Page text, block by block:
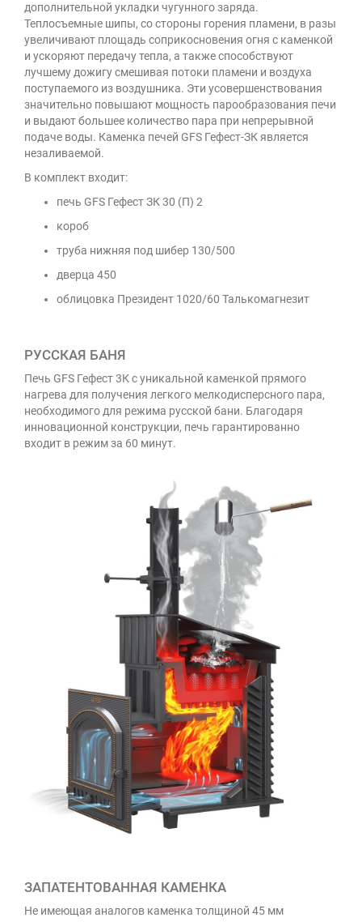
дополнительной укладки чугунного заряда.
Теплосъемные шипы, со стороны горения пламени, в разы
увеличивают площадь соприкосновения огня с каменкой
и ускоряют передачу тепла, а также способствуют
лучшему дожигу смешивая потоки пламени и воздуха
поступаемого из воздушника. Эти усовершенствования
значительно повышают мощность парообразования печи
и выдают большее количество пара при непрерывной
подаче воды. Каменка печей GFS Гефест-ЗК является
незаливаемой.
В комплект входит:
печь GFS Гефест ЗК 30 (П) 2
короб
труба нижняя под шибер 130/500
дверца 450
облицовка Президент 1020/60 Талькомагнезит
РУССКАЯ БАНЯ
Печь GFS Гефест 3К с уникальной каменкой прямого
нагрева для получения легкого мелкодисперсного пара,
необходимого для режима русской бани. Благодаря
инновационной конструкции, печь гарантированно
входит в режим за 60 минут.
ЗАПАТЕНТОВАННАЯ КАМЕНКА
Не имеющая аналогов каменка толщиной 45 мм